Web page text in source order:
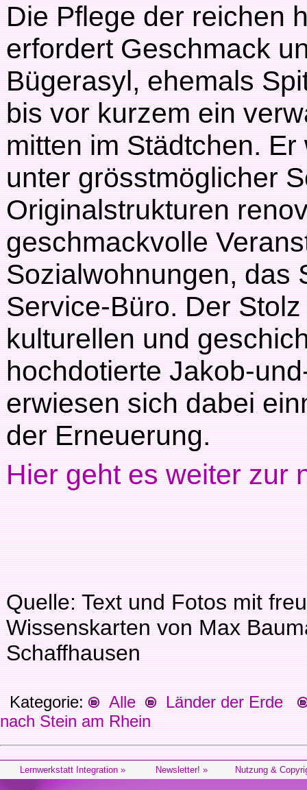
Die Pflege der reichen
erfordert Geschmack
Bügerasyl, ehemals
bis vor kurzem ein
mitten im Städtchen.
unter grösstmöglicher
Originalstrukturen
geschmackvolle
Sozialwohnungen, das
Service-Büro. Der
kulturellen und
hochdotierte Jakob-
erwiesen sich dabei
der Erneuerung.
Hier geht es weiter zur
Quelle: Text und Fotos mit
Wissenskarten von Max
Schaffhausen
Kategorie: Alle
Länder der Erde
nach Stein am Rhein
Lernwerkstatt Integration » Newsletter! » Nutzung &